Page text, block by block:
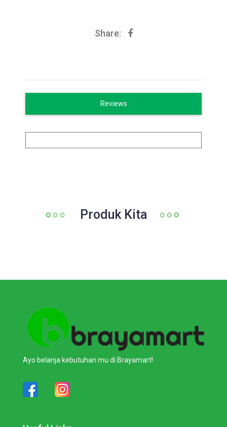
Share:
Reviews
Produk Kita
Ayo belanja kebutuhan mu di Brayamart!